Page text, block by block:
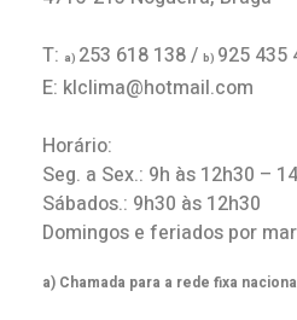
T: a) 253 618 138 / b) 925 435
E: klclima@hotmail.com
Horário:
Seg. a Sex.: 9h às 12h30 –
Sábados.: 9h30 às 12h30
Domingos e feriados por
a) Chamada para a rede fixa